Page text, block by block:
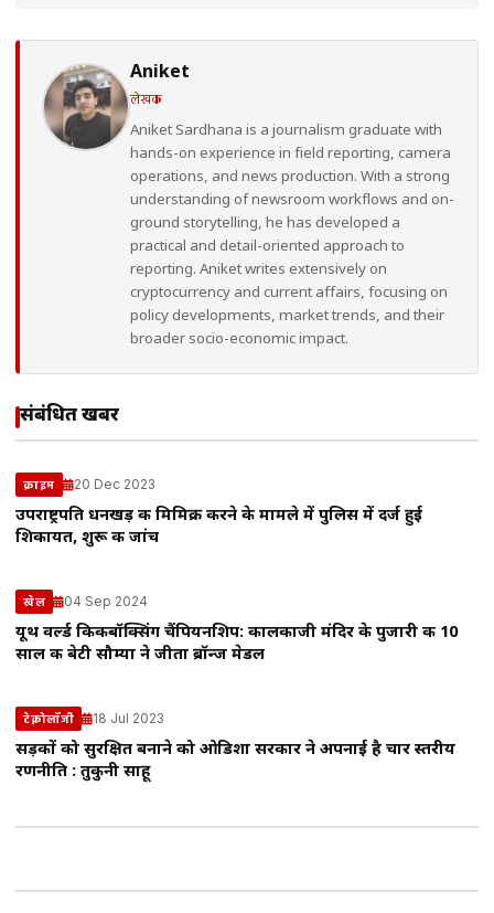
Aniket
लेखक
Aniket Sardhana is a journalism graduate with
hands-on experience in field reporting, camera
operations, and news production. With a strong
understanding of newsroom workflows and on-
ground storytelling, he has developed a
practical and detail-oriented approach to
reporting. Aniket writes extensively on
cryptocurrency and current affairs, focusing on
policy developments, market trends, and their
broader socio-economic impact.
संबंधित खबरें
क्राइम 20 Dec 2023
उपराष्ट्रपति धनखड़ की मिमिक्री करने के मामले में पुलिस में दर्ज हुई
शिकायत, शुरू की जांच
खेल 04 Sep 2024
यूथ वर्ल्ड किकबॉक्सिंग चैंपियनशिप: कालकाजी मंदिर के पुजारी की 10
साल की बेटी सौम्या ने जीता ब्रॉन्ज मेडल
टेक्नोलॉजी 18 Jul 2023
सड़कों को सुरक्षित बनाने को ओडिशा सरकार ने अपनाई है चार स्तरीय
रणनीति : तुकुनी साहू